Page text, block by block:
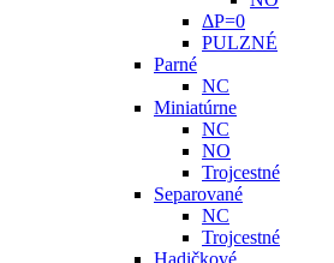
ΔP=0
PULZNÉ
Parné
NC
Miniatúrne
NC
NO
Trojcestné
Separované
NC
Trojcestné
Hadičkové